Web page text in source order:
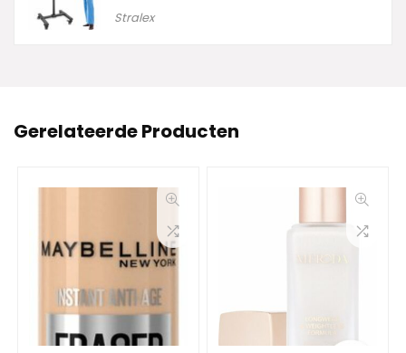
Stralex
Gerelateerde Producten